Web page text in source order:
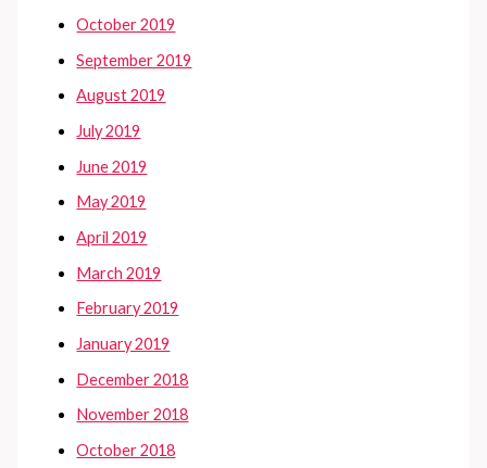
October 2019
September 2019
August 2019
July 2019
June 2019
May 2019
April 2019
March 2019
February 2019
January 2019
December 2018
November 2018
October 2018